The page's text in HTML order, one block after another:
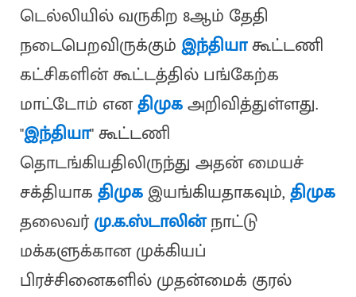
டெல்லியில் வருகிற 8ஆம் தேதி
நடைபெறவிருக்கும்இந்தியாகூட்டணி
கட்சிகளின் கூட்டத்தில் பங்கேற்க
மாட்டோம் எனதிமுகஅறிவித்துள்ளது.
"இந்தியா" கூட்டணி
தொடங்கியதிலிருந்து அதன் மையச்
சக்தியாகதிமுகஇயங்கியதாகவும்,திமுக
தலைவர்மு.க.ஸ்டாலின்நாட்டு
மக்களுக்கான முக்கியப்
பிரச்சினைகளில் முதன்மைக் குரல்